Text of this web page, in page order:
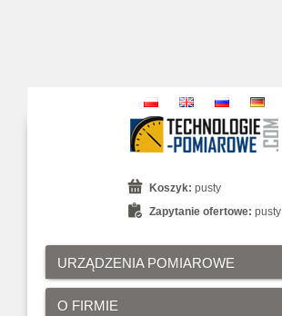
URZĄDZENIA POMIAROWE
O FIRMIE
Koszyk: pusty
Zapytanie ofertowe: pusty